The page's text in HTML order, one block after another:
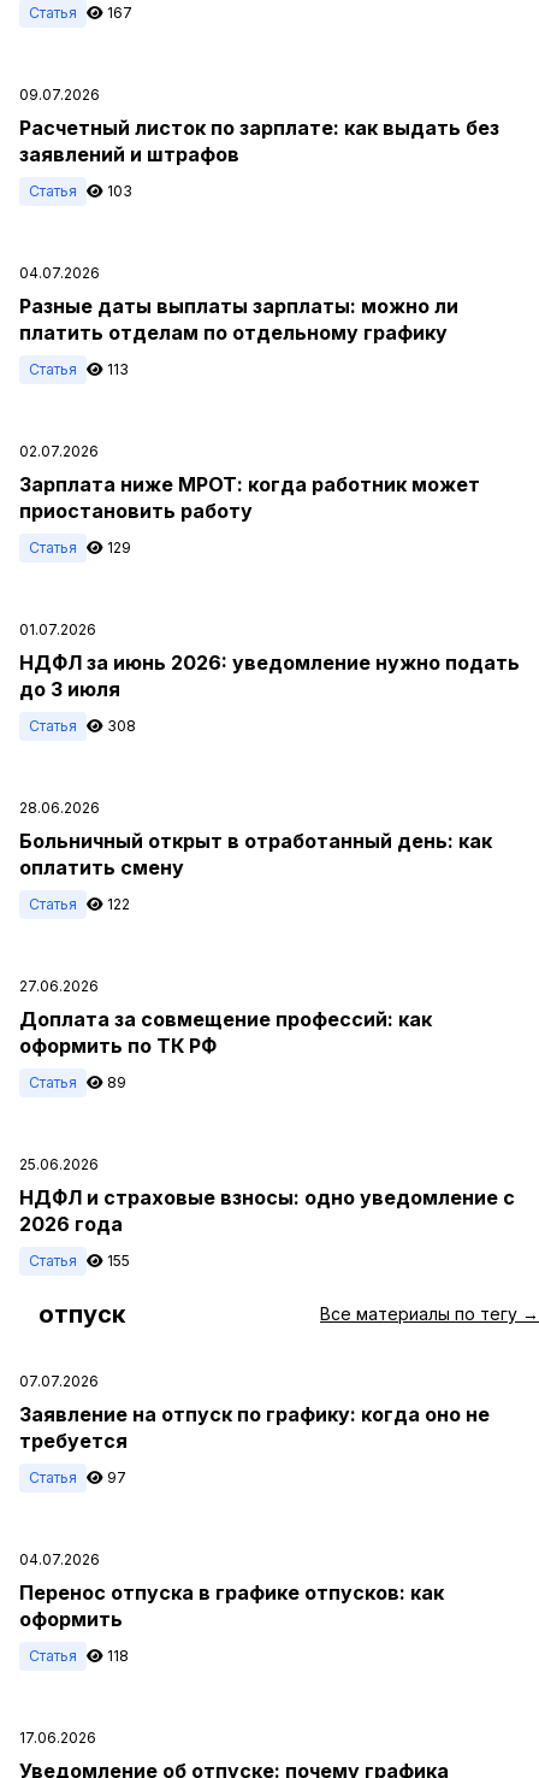
Статья 167
09.07.2026
Расчетный листок по зарплате: как выдать без
заявлений и штрафов
Статья 103
04.07.2026
Разные даты выплаты зарплаты: можно ли
платить отделам по отдельному графику
Статья 113
02.07.2026
Зарплата ниже МРОТ: когда работник может
приостановить работу
Статья 129
01.07.2026
НДФЛ за июнь 2026: уведомление нужно подать
до 3 июля
Статья 308
28.06.2026
Больничный открыт в отработанный день: как
оплатить смену
Статья 122
27.06.2026
Доплата за совмещение профессий: как
оформить по ТК РФ
Статья 89
25.06.2026
НДФЛ и страховые взносы: одно уведомление с
2026 года
Статья 155
отпуск Все материалы по тегу →
07.07.2026
Заявление на отпуск по графику: когда оно не
требуется
Статья 97
04.07.2026
Перенос отпуска в графике отпусков: как
оформить
Статья 118
17.06.2026
Уведомление об отпуске: почему графика